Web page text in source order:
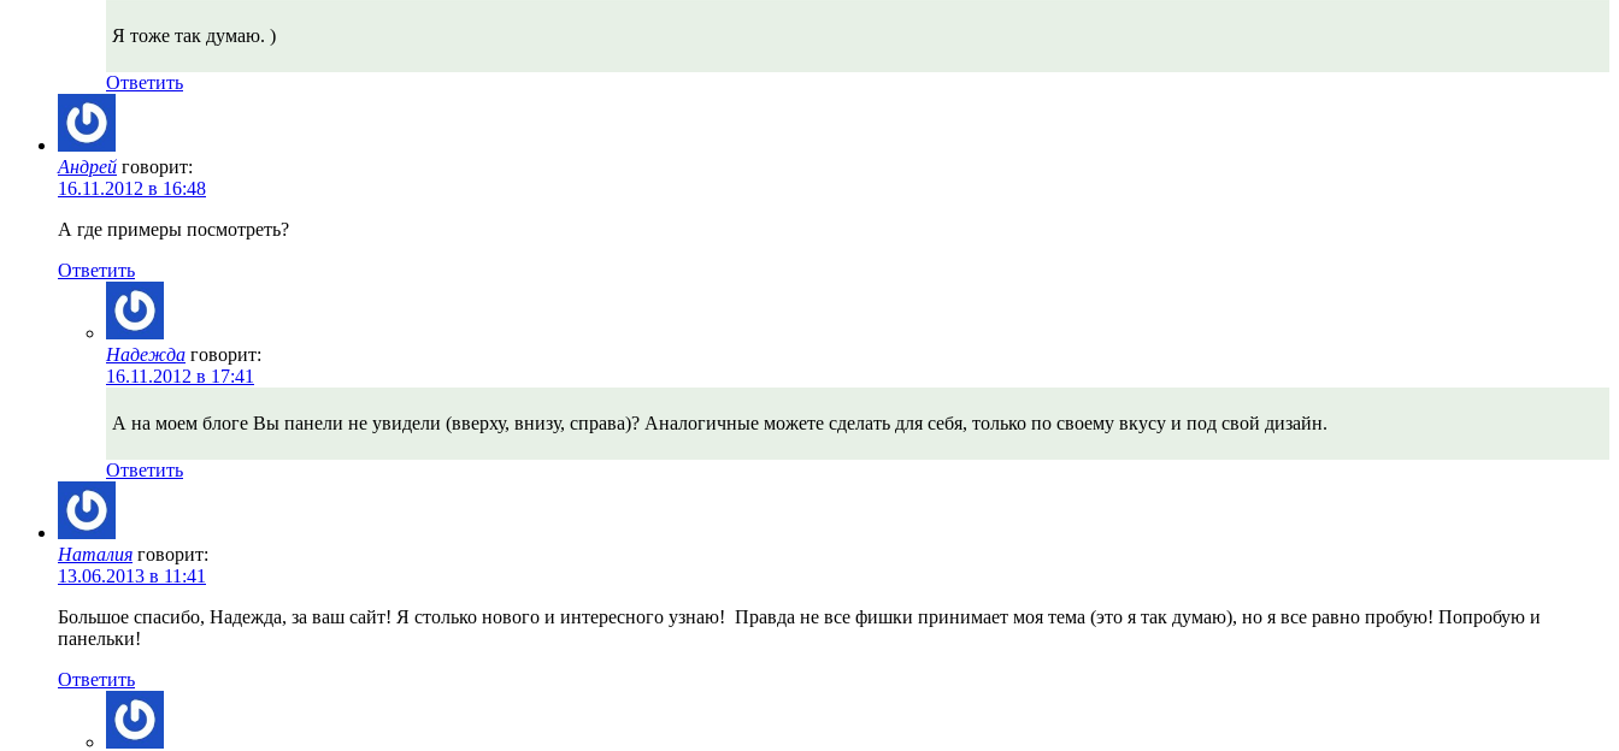
Я тоже так думаю. )
Ответить
Андрей говорит:
16.11.2012 в 16:48
А где примеры посмотреть?
Ответить
Надежда говорит:
16.11.2012 в 17:41
А на моем блоге Вы панели не увидели (вверху, внизу, справа)? Аналогичные можете сделать для себя, только по своему вкусу и под свой дизайн.
Ответить
Наталия говорит:
13.06.2013 в 11:41
Большое спасибо, Надежда, за ваш сайт! Я столько нового и интересного узнаю! Правда не все фишки принимает моя тема (это я так думаю), но я все равно пробую! Попробую и
панельки!
Ответить